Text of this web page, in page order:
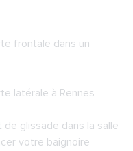
frontale dans un
latérale à Rennes
glissade dans la salle
votre baignoire